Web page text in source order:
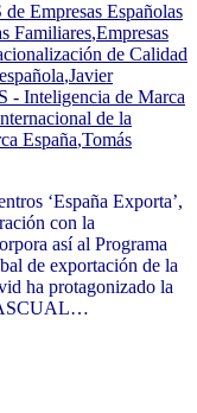
Empresas Españolas
Familiares,Empresas
de Calidad
,Javier
- Inteligencia de Marca
de la
España,Tomás
‘España Exporta’,
con la
así al Programa
de exportación de la
ha protagonizado la